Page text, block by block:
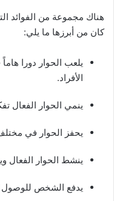
هناك مجموعة من الفوائد
كان من أبرزها ما يلي:
يلعب الحوار دورا
الأفراد.
ينمي الحوار الفعال
يحفز الحوار في مختلف
ينشط الحوار الفعال
يدفع الشخص للوصول